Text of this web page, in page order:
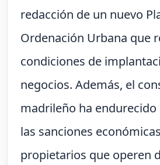
redacción de un nuevo
Ordenación Urbana que
condiciones de
negocios. Además, el
madrileño ha
las sanciones
propietarios que operen